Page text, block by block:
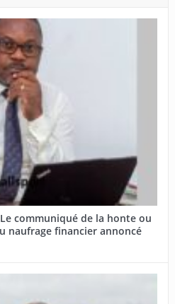
communiqué de la honte ou
naufrage financier annoncé